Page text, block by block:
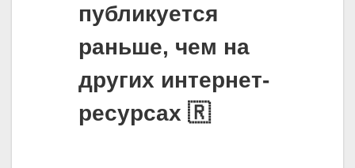
публикуется
раньше, чем на
других интернет-
ресурсах 🇷